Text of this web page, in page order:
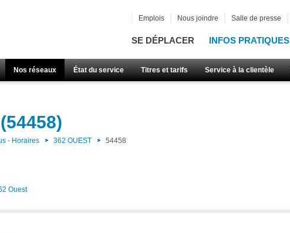
SE DÉPLACER INFOS PRATIQUES
Nos réseaux État du service Titres et tarifs Service à la clientèle
Emplois Nous joindre Salle de presse
- Horaires 362 OUEST 54458
Ouest